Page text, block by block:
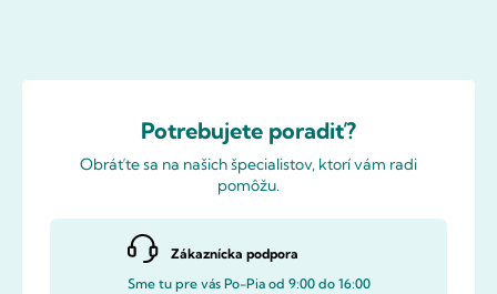
Potrebujete poradiť?
Obráťte sa na našich špecialistov, ktorí vám radi
pomôžu.
Zákaznícka podpora
Sme tu pre vás Po-Pia od 9:00 do 16:00